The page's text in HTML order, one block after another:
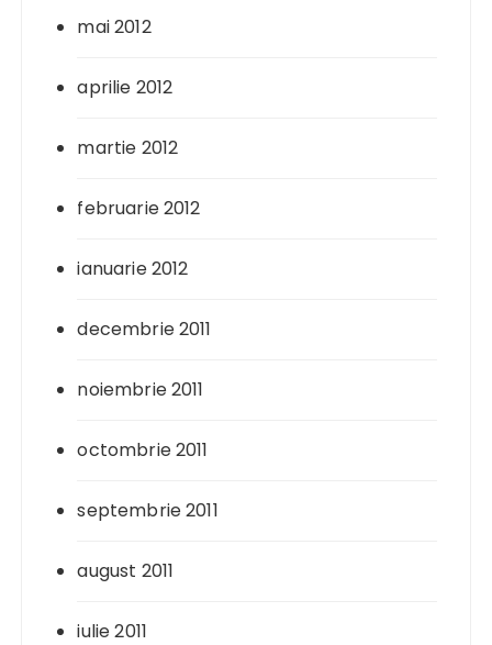
mai 2012
aprilie 2012
martie 2012
februarie 2012
ianuarie 2012
decembrie 2011
noiembrie 2011
octombrie 2011
septembrie 2011
august 2011
iulie 2011